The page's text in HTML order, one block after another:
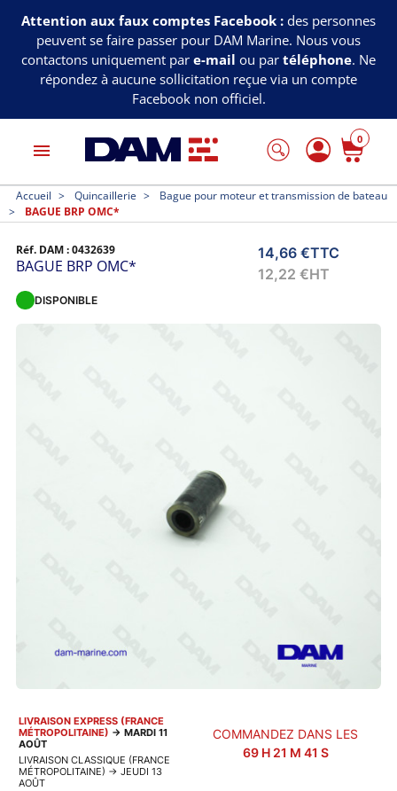
Attention aux faux comptes Facebook : des personnes
peuvent se faire passer pour DAM Marine. Nous vous
contactons uniquement par e-mail ou par téléphone. Ne
répondez à aucune sollicitation reçue via un compte
Facebook non officiel.
menu
0
Accueil Quincaillerie
Bague pour moteur et transmission de bateau
BAGUE BRP OMC*
Réf. DAM :0432639
BAGUE BRP OMC*
14,66 €TTC
12,22 €HT
DISPONIBLE
LIVRAISON EXPRESS (FRANCE
MÉTROPOLITAINE) → MARDI 11
AOÛT
LIVRAISON CLASSIQUE (FRANCE
MÉTROPOLITAINE) → JEUDI 13
AOÛT
COMMANDEZ DANS LES
69H 21 M 41 S